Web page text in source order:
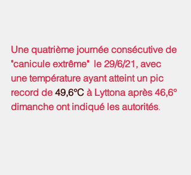
Une quatrième journée consécutive de
"canicule extrême"  le 29/6/21, avec
une température ayant atteint un pic
record de 49,6°C à Lyttona après 46,6°
dimanche ont indiqué les autorités.